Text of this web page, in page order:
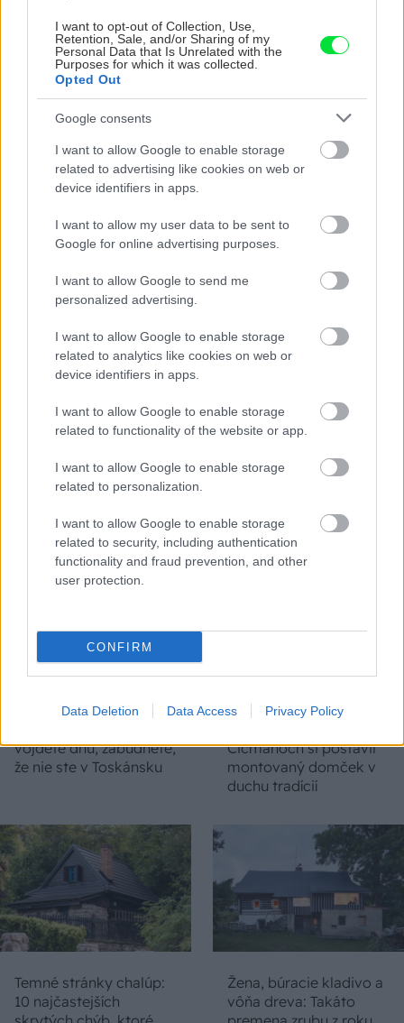
I want to opt-out of Collection, Use,
Retention, Sale, and/or Sharing of my
Personal Data that Is Unrelated with the
Purposes for which it was collected.
Opted Out
Google consents
I want to allow Google to enable storage
related to advertising like cookies on web or
device identifiers in apps.
I want to allow my user data to be sent to
Google for online advertising purposes.
I want to allow Google to send me
personalized advertising.
I want to allow Google to enable storage
related to analytics like cookies on web or
device identifiers in apps.
I want to allow Google to enable storage
related to functionality of the website or app.
I want to allow Google to enable storage
related to personalization.
I want to allow Google to enable storage
related to security, including authentication
functionality and fraud prevention, and other
user protection.
CONFIRM
Data Deletion Data Access Privacy Policy
Trvalky, ktoré znesú
sucho a teplo? Tieto
ktoré slnko svieti celý
Nemusí to byť len
levanduľa! 7 fialových
vašu záhradu
Môže aspirín zachrániť
rastliny? Pravda vás
možno prekvapí
podporiť k druhej vlne
kvitnutia?
CHALUPA
starú chalupu na
vojdete dnu, zabudnete,
že nie ste v Toskánsku
dokáže aj podpísať.
Čičmanoch si postavil
montovaný domček v
duchu tradícií
Temné stránky chalúp:
10 najčastejších
Žena, búracie kladivo a
vôňa dreva: Takáto